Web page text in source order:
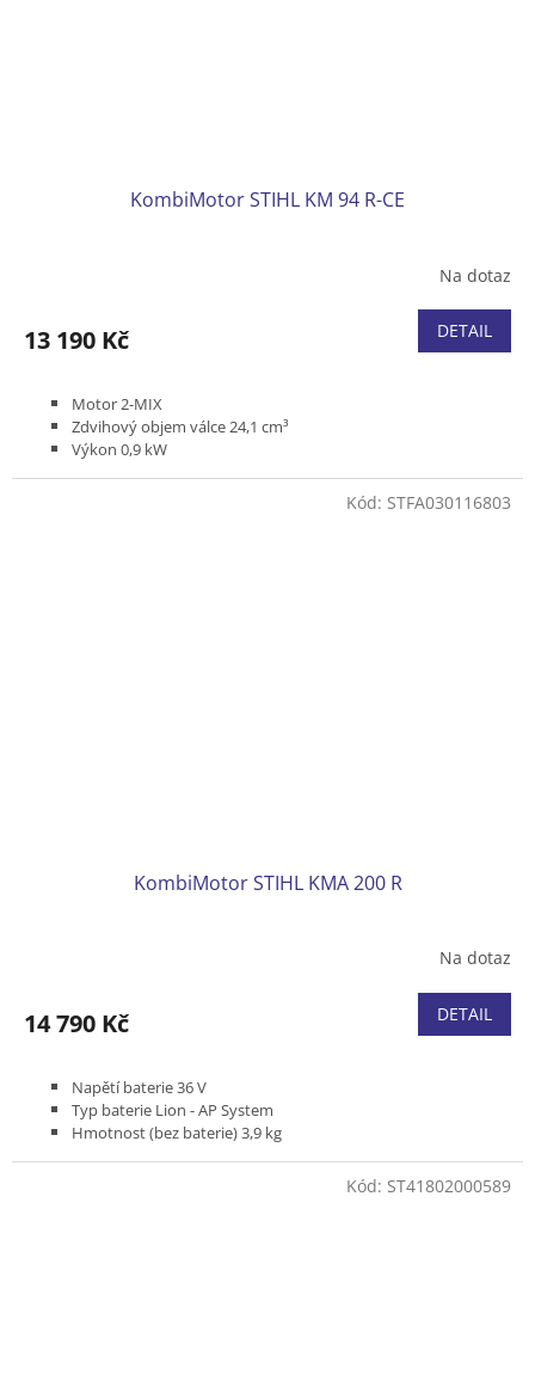
KombiMotor STIHL KM 94 R-CE
Na dotaz
13 190 Kč DETAIL
Motor 2-MIX
Zdvihový objem válce 24,1 cm³
Výkon 0,9 kW
KombiMotor STIHL KMA 200 R
Na dotaz
14 790 Kč DETAIL
Napětí baterie 36 V
Typ baterie Lion - AP System
Hmotnost (bez baterie) 3,9 kg
Kód: STFA030116803
Kód: ST41802000589